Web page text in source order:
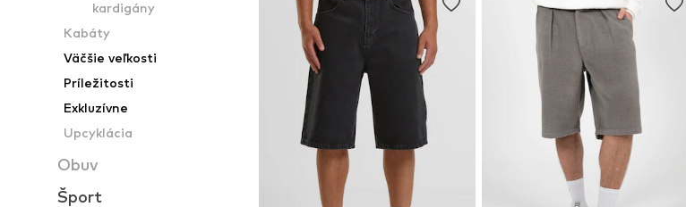
kardigány
Kabáty
Väčšie veľkosti
Príležitosti
Exkluzívne
Upcyklácia
Obuv
Šport